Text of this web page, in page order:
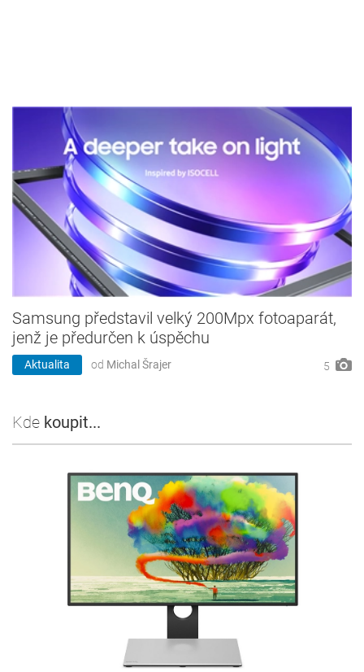
Samsung představil velký 200Mpx fotoaparát,
jenž je předurčen k úspěchu
Aktualita od Michal Šrajer 5
Kde koupit...